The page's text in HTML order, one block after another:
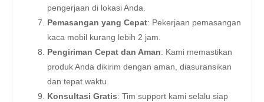
pengerjaan di lokasi Anda.
Pemasangan yang Cepat: Pekerjaan pemasangan
kaca mobil kurang lebih 2 jam.
Pengiriman Cepat dan Aman: Kami memastikan
produk Anda dikirim dengan aman, diasuransikan
dan tepat waktu.
Konsultasi Gratis: Tim support kami selalu siap